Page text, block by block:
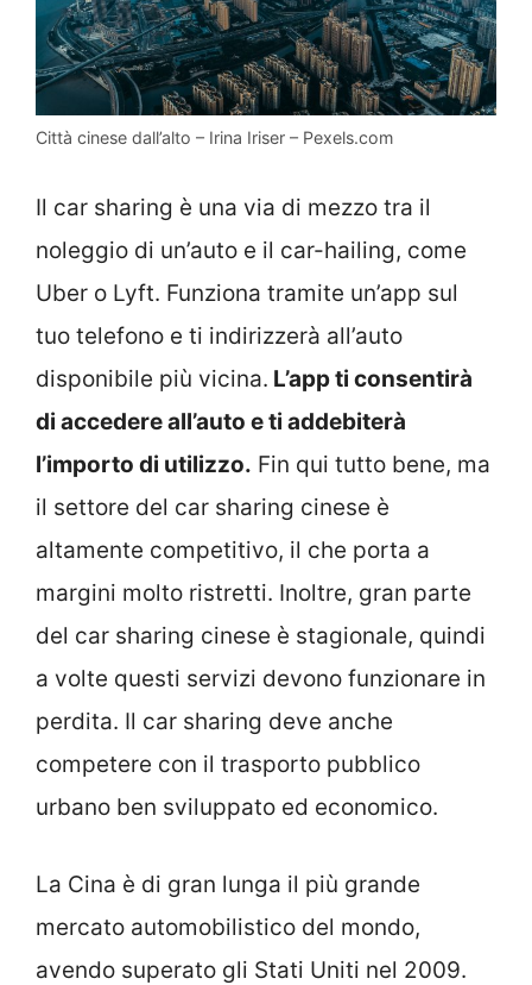
Città cinese dall’alto – Irina Iriser – Pexels.com
Il car sharing è una via di mezzo tra il
noleggio di un’auto e il car-hailing, come
Uber o Lyft. Funziona tramite un’app sul
tuo telefono e ti indirizzerà all’auto
disponibile più vicina. L’app ti consentirà
di accedere all’auto e ti addebiterà
l’importo di utilizzo. Fin qui tutto bene, ma
il settore del car sharing cinese è
altamente competitivo, il che porta a
margini molto ristretti. Inoltre, gran parte
del car sharing cinese è stagionale, quindi
a volte questi servizi devono funzionare in
perdita. Il car sharing deve anche
competere con il trasporto pubblico
urbano ben sviluppato ed economico.
La Cina è di gran lunga il più grande
mercato automobilistico del mondo,
avendo superato gli Stati Uniti nel 2009.